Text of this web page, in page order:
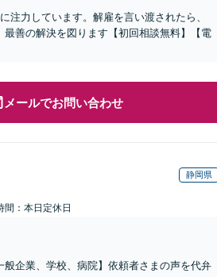
注力しています。解雇を言い渡されたら、
善の解決を図ります【初回相談無料】【電
メールでお問い合わせ
静岡県
間：本日定休日
般企業、学校、病院】依頼者さまの声を代弁